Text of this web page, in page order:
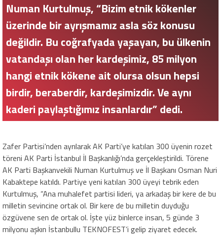
Numan Kurtulmuş, “Bizim etnik kökenler
üzerinde bir ayrışmamız asla söz konusu
değildir. Bu coğrafyada yaşayan, bu ülkenin
vatandaşı olan her kardeşimiz, 85 milyon
hangi etnik kökene ait olursa olsun hepsi
birdir, beraberdir, kardeşimizdir. Ve aynı
kaderi paylaştığımız insanlardır” dedi.
Zafer Partisi’nden ayrılarak AK Parti’ye katılan 300 üyenin rozet
töreni AK Parti İstanbul İl Başkanlığı’nda gerçekleştirildi. Törene
AK Parti Başkanvekili Numan Kurtulmuş ve İl Başkanı Osman Nuri
Kabaktepe katıldı. Partiye yeni katılan 300 üyeyi tebrik eden
Kurtulmuş, “Ana muhalefet partisi lideri, ya arkadaş bir kere de bu
milletin sevincine ortak ol. Bir kere de bu milletin duyduğu
özgüvene sen de ortak ol. İşte yüz binlerce insan, 5 günde 3
milyonu aşkın İstanbullu TEKNOFEST’i gelip ziyaret edecek.